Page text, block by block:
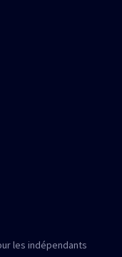
les indépendants